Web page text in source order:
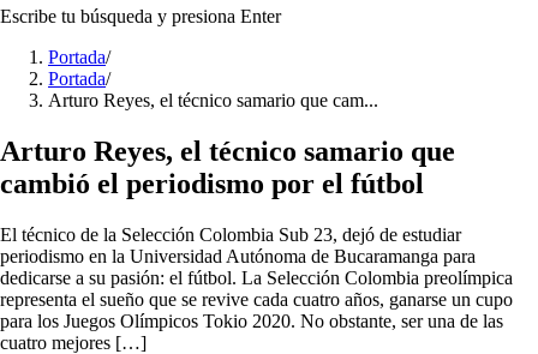
Escribe tu búsqueda y presiona Enter
Portada/
Portada/
Arturo Reyes, el técnico samario que cam...
Arturo Reyes, el técnico samario que
cambió el periodismo por el fútbol
El técnico de la Selección Colombia Sub 23, dejó de estudiar
periodismo en la Universidad Autónoma de Bucaramanga para
dedicarse a su pasión: el fútbol. La Selección Colombia preolímpica
representa el sueño que se revive cada cuatro años, ganarse un cupo
para los Juegos Olímpicos Tokio 2020. No obstante, ser una de las
cuatro mejores […]